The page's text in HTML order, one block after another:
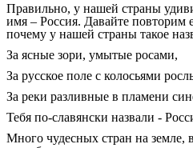
Правильно, у нашей страны
имя – Россия. Давайте повторим
почему у нашей страны такое
За ясные зори, умытые росами,
За русское поле с колосьями
За реки разливные в пламени
Тебя по-славянски назвали -
Много чудесных стран на земле,